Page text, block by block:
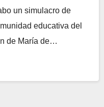
un simulacro de
educativa del
de María de…